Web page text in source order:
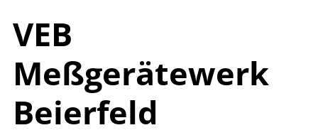
VEB
Meßgerätewerk
Beierfeld